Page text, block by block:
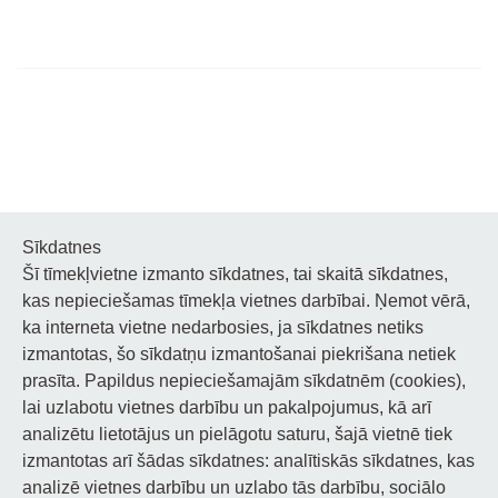
Noderīgi
Privātuma politika
Sīkdatņu privātuma politika
Piekļūstamība
Sīkdatnes
Šī tīmekļvietne izmanto sīkdatnes, tai skaitā sīkdatnes,
kas nepieciešamas tīmekļa vietnes darbībai. Ņemot vērā,
ka interneta vietne nedarbosies, ja sīkdatnes netiks
izmantotas, šo sīkdatņu izmantošanai piekrišana netiek
prasīta. Papildus nepieciešamajām sīkdatnēm (cookies),
lai uzlabotu vietnes darbību un pakalpojumus, kā arī
analizētu lietotājus un pielāgotu saturu, šajā vietnē tiek
izmantotas arī šādas sīkdatnes: analītiskās sīkdatnes, kas
analizē vietnes darbību un uzlabo tās darbību, sociālo